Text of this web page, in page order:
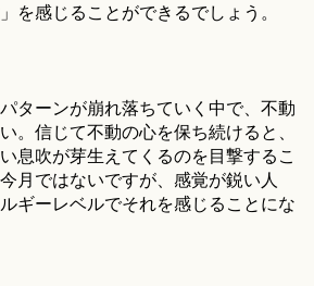
を感じることができるでしょう。
ターンが崩れ落ちていく中で、不動
。信じて不動の心を保ち続けると、
息吹が芽生えてくるのを目撃するこ
月ではないですが、感覚が鋭い人
ギーレベルでそれを感じることにな